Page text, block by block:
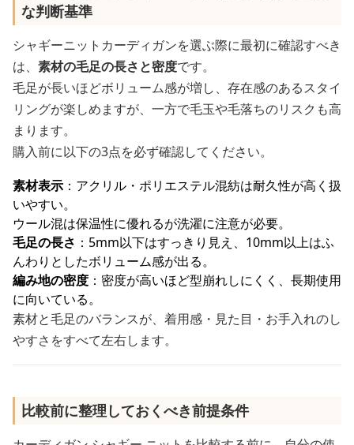
な判断基準
シャギーニットカーディガンを選ぶ際に最初に確認すべき
は、 素材の毛足の長さと密度です。
毛足が長いほどボリューム感が増し、存在感のあるスタイ
リングが楽しめますが、一方で毛玉や毛落ちのリスクも高
まります。
購入前に以下の3点を必ず確認してください。
素材表示 ：アクリル・ポリエステル混紡は耐久性が高く扱
いやすい。
ウール混は保温性に優れるが洗濯に注意が必要。
毛足の長さ ：5mm以下はすっきり見え、10mm以上はふ
んわりとしたボリューム感が出る。
編み地の密度 ：密度が高いほど型崩れしにくく、長期使用
に向いている。
素材と毛足のバランスが、着用感・見た目・お手入れのし
やすさをすべて左右します。
比較前に整理しておくべき前提条件